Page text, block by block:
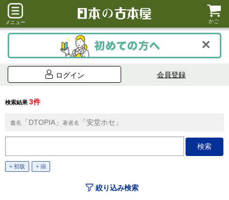
メニュー かご
ログイン 会員登録
検索結果 3件
書名 「DTOPIA」 著者名 「安堂ホセ」
+ 初版 + 揃
絞り込み検索